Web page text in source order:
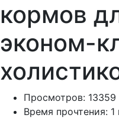
кормов
эконом-
Просмотров: 13359
Время прочтения: 1